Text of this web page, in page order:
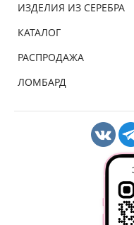
ИЗДЕЛИЯ ИЗ СЕРЕБРА
КАТАЛОГ
РАСПРОДАЖА
ЛОМБАРД